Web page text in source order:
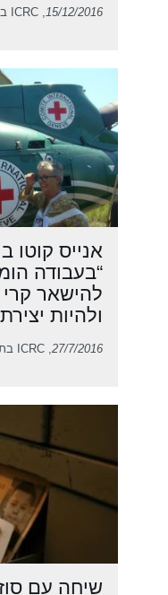
15/12/2016
“בעבודה
להישאר
ולהיות
27/7/2016, ICRC בתקשורת
שיחה עם